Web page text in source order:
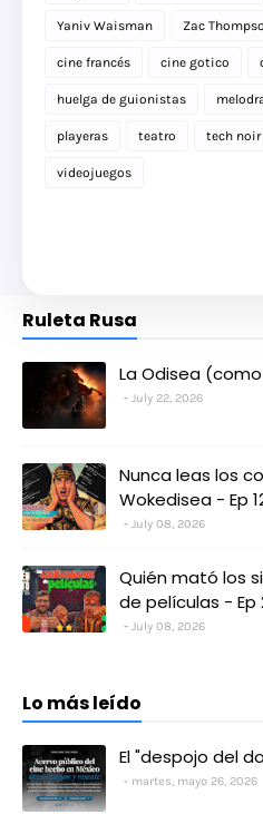
Yaniv Waisman Zac
cine francés cine gotico
huelga de guionistas
playeras teatro tech noir
videojuegos
Ruleta Rusa
La Odisea
July 22, 2026
Nunca leas los
Wokedisea - Ep
July 08, 2026
Quién mató los
de películas - Ep
July 08, 2026
Lo más leído
El "despojo del
martes, mayo 26, 2026